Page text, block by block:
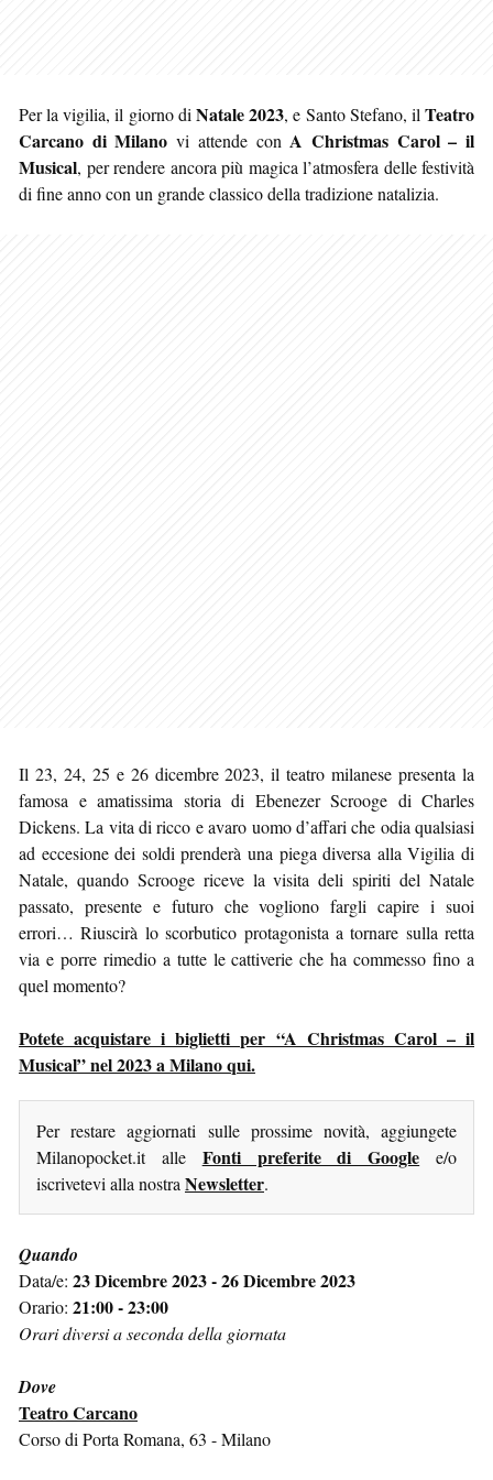
Per la vigilia, il giorno di Natale 2023, e Santo Stefano, ilTeatro
Carcano di Milano vi attende con A Christmas Carol – il
Musical, per rendere ancora più magica l’atmosfera delle festività
di fine anno con un grande classico della tradizione natalizia.
Il 23, 24, 25 e 26 dicembre 2023, il teatro milanese presenta la
famosa e amatissima storia di Ebenezer Scrooge di Charles
Dickens. La vita di ricco e avaro uomo d’affari che odia qualsiasi
ad eccesione dei soldi prenderà una piega diversa alla Vigilia di
Natale, quando Scrooge riceve la visita deli spiriti del Natale
passato, presente e futuro che vogliono fargli capire i suoi
errori… Riuscirà lo scorbutico protagonista a tornare sulla retta
via e porre rimedio a tutte le cattiverie che ha commesso fino a
quel momento?
Potete acquistare i biglietti per “A Christmas Carol – il
Musical” nel 2023 a Milano qui.
Per restare aggiornati sulle prossime novità, aggiungete
Milanopocket.it alle Fonti preferite di Google e/o
iscrivetevi alla nostra Newsletter.
Quando
Data/e: 23 Dicembre 2023 - 26 Dicembre 2023
Orario: 21:00 - 23:00
Orari diversi a seconda della giornata
Dove
Teatro Carcano
Corso di Porta Romana, 63 - Milano